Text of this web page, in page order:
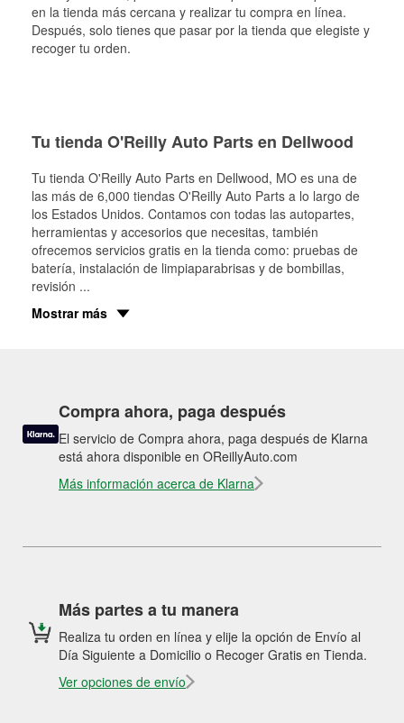
en la tienda más cercana y realizar tu compra en línea.
Después, solo tienes que pasar por la tienda que elegiste y
recoger tu orden.
Tu tienda O'Reilly Auto Parts en Dellwood
Tu tienda O'Reilly Auto Parts en Dellwood, MO es una de
las más de 6,000 tiendas O'Reilly Auto Parts a lo largo de
los Estados Unidos. Contamos con todas las autopartes,
herramientas y accesorios que necesitas, también
ofrecemos servicios gratis en la tienda como: pruebas de
batería, instalación de limpiaparabrisas y de bombillas,
revisión ...
Mostrar más
Compra ahora, paga después
El servicio de Compra ahora, paga después de Klarna
está ahora disponible en OReillyAuto.com
Más información acerca de Klarna
Más partes a tu manera
Realiza tu orden en línea y elije la opción de Envío al
Día Siguiente a Domicilio o Recoger Gratis en Tienda.
Ver opciones de envío